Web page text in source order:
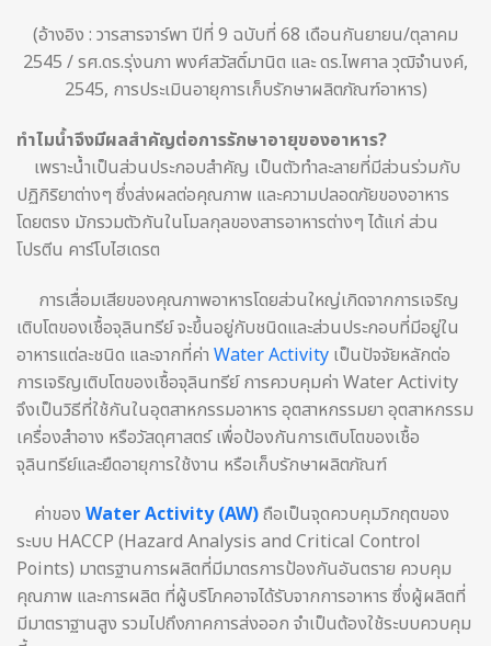
(อ้างอิง : วารสารจาร์พา ปีที่ 9 ฉบับที่ 68 เดือนกันยายน/ตุลาคม
2545 / รศ.ดร.รุ่งนภา พงศ์สวัสดิ์มานิต และ ดร.ไพศาล วุฒิจำนงค์,
2545, การประเมินอายุการเก็บรักษาผลิตภัณฑ์อาหาร)
ทำไมน้ำจึงมีผลสำคัญต่อการรักษาอายุของอาหาร?
เพราะน้ำเป็นส่วนประกอบสำคัญ เป็นตัวทำละลายที่มีส่วนร่วมกับ
ปฏิกิริยาต่างๆ ซึ่งส่งผลต่อคุณภาพ และความปลอดภัยของอาหาร
โดยตรง มักรวมตัวกันในโมลกุลของสารอาหารต่างๆ ได้แก่ ส่วน
โปรตีน คาร์โบไฮเดรต
การเสื่อมเสียของคุณภาพอาหารโดยส่วนใหญ่เกิดจากการเจริญ
เติบโตของเชื้อจุลินทรีย์ จะขึ้นอยู่กับชนิดและส่วนประกอบที่มีอยู่ใน
อาหารแต่ละชนิด และจากที่ค่า Water Activity เป็นปัจจัยหลักต่อ
การเจริญเติบโตของเชื้อจุลินทรีย์ การควบคุมค่า Water Activity
จึงเป็นวิธีที่ใช้กันในอุตสาหกรรมอาหาร อุตสาหกรรมยา อุตสาหกรรม
เครื่องสำอาง หรือวัสดุศาสตร์ เพื่อป้องกันการเติบโตของเชื้อ
จุลินทรีย์และยืดอายุการใช้งาน หรือเก็บรักษาผลิตภัณฑ์
ค่าของ Water Activity (AW)ถือเป็นจุดควบคุมวิกฤตของ
ระบบ HACCP (Hazard Analysis and Critical Control
Points) มาตรฐานการผลิตที่มีมาตรการป้องกันอันตราย ควบคุม
คุณภาพ และการผลิต ที่ผู้บริโภคอาจได้รับจากการอาหาร ซึ่งผู้ผลิตที่
มีมาตราฐานสูง รวมไปถึงภาคการส่งออก จำเป็นต้องใช้ระบบควบคุม